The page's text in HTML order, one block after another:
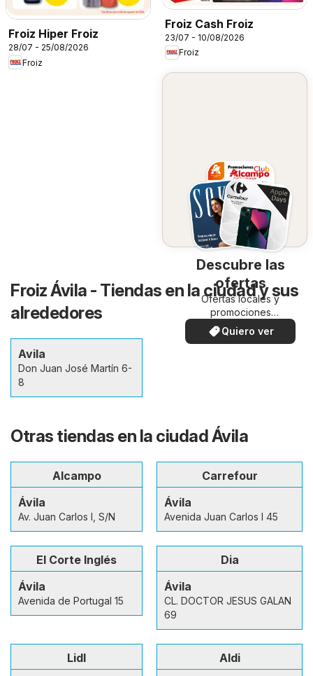
Froiz Hiper Froiz
28/07 - 25/08/2026
Froiz
Froiz Cash Froiz
23/07 - 10/08/2026
Froiz
Descubre las
ofertas
Ofertas locales y
promociones
especiales.
Quiero ver
Froiz Ávila - Tiendas en la ciudad y sus
alrededores
Avila
Don Juan José Martín 6-
8
Otras tiendas en la ciudad Ávila
Alcampo
Ávila
Av. Juan Carlos I, S/N
Carrefour
Ávila
Avenida Juan Carlos I 45
El Corte Inglés
Ávila
Avenida de Portugal 15
Dia
Ávila
CL. DOCTOR JESUS GALAN
69
Lidl
Aldi